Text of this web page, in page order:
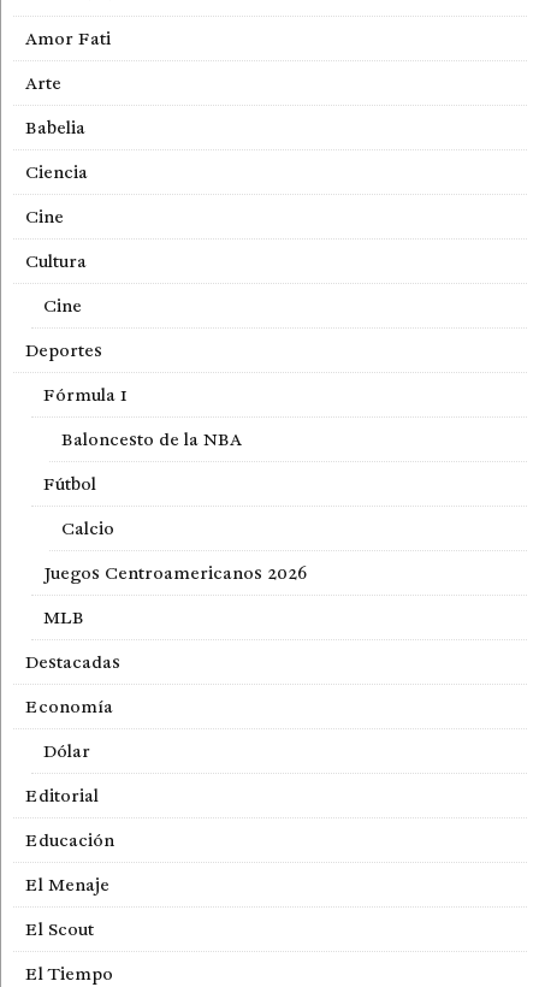
Amor Fati
Arte
Babelia
Ciencia
Cine
Cultura
Cine
Deportes
Fórmula 1
Baloncesto de la NBA
Fútbol
Calcio
Juegos Centroamericanos 2026
MLB
Destacadas
Economía
Dólar
Editorial
Educación
El Menaje
El Scout
El Tiempo